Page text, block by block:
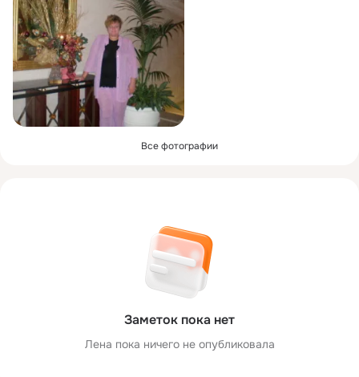
Все фотографии
Заметок пока нет
Лена пока ничего не опубликовала